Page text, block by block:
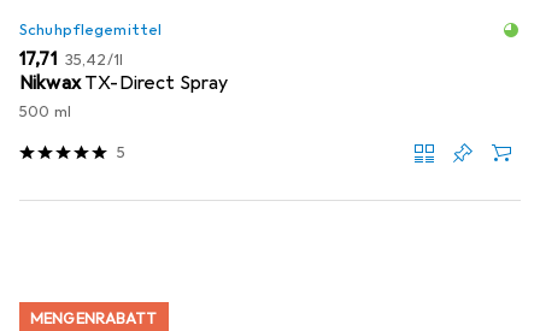
Schuhpflegemittel
EUR
17,71 EUR
35,42/1l
Nikwax TX-Direct Spray
500 ml
5
MENGENRABATT